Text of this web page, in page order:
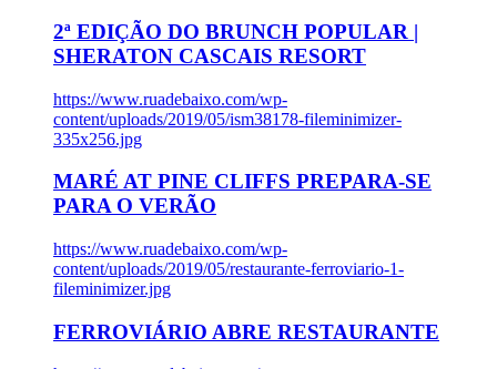
2ª EDIÇÃO DO BRUNCH POPULAR |
SHERATON CASCAIS RESORT
https://www.ruadebaixo.com/wp-
content/uploads/2019/05/ism38178-fileminimizer-
335x256.jpg
MARÉ AT PINE CLIFFS PREPARA-SE
PARA O VERÃO
https://www.ruadebaixo.com/wp-
content/uploads/2019/05/restaurante-ferroviario-1-
fileminimizer.jpg
FERROVIÁRIO ABRE RESTAURANTE